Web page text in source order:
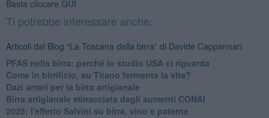
Basta cliccare QUI
Ti potrebbe interessare anche:
Articoli dal Blog “La Toscana della birra” di Davide Cappannari
​PFAS nella birra: perché lo studio USA ci riguarda
​Come in birrificio, su Titano fermenta la vita?
Dazi amari per la birra artigianale
​Birra artigianale minacciata dagli aumenti CONAI
​2025: l'effetto Salvini su birra, vino e patente